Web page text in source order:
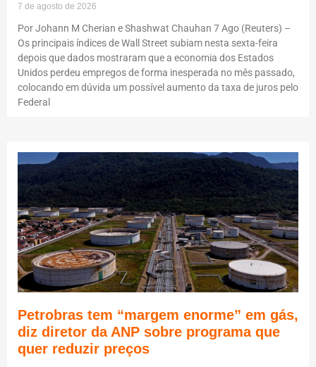
7 de agosto de 2026
Por Johann M Cherian e Shashwat Chauhan 7 Ago (Reuters) –
Os principais índices de Wall Street subiam nesta sexta-feira
depois que dados mostraram que a economia dos Estados
Unidos perdeu empregos de forma inesperada no mês passado,
colocando em dúvida um possível aumento da taxa de juros pelo
Federal
Petrobras tem “margem enorme” em gás,
diz diretor da ANP sobre programa que
quer reduzir preços